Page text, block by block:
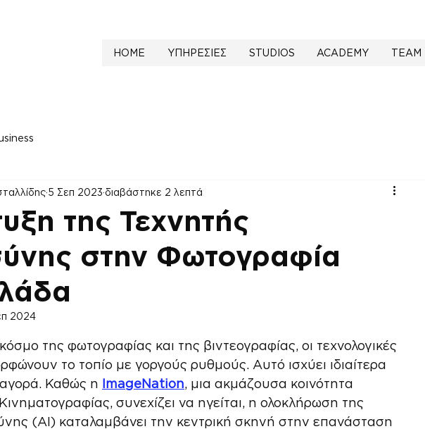
HOME ΥΠΗΡΕΣΙΕΣ STUDIOS ACADEMY TEAM
της Τεχνητής
στην Φωτογραφία
5 Σεπ 2023 διαβάστηκε 2 λεπτά
2024
από 5 αστέρια.
της φωτογραφίας και της βιντεογραφίας, οι τεχνολογικές
το τοπίο με γοργούς ρυθμούς. Αυτό ισχύει ιδιαίτερα
αγορά. Καθώς η ImageNation, μια ακμάζουσα κοινότητα
συνεχίζει να ηγείται, η ολοκλήρωση της
(AI) καταλαμβάνει την κεντρική σκηνή στην επανάσταση